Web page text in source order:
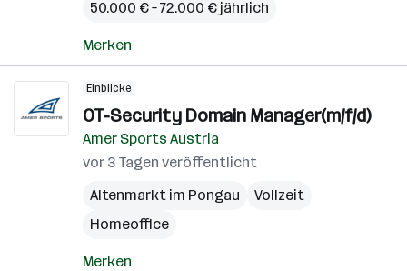
50.000 € – 72.000 € jährlich
Merken
Einblicke
OT-Security Domain Manager(m/f/d)
Amer Sports Austria
vor 3 Tagen veröffentlicht
Altenmarkt im Pongau
Vollzeit
Homeoffice
Merken